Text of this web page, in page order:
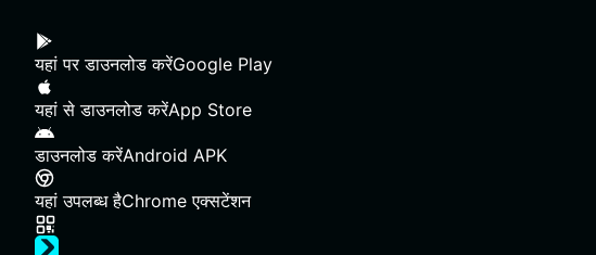
यहां पर डाउनलोड करेंGoogle Play
यहां से डाउनलोड करेंApp Store
डाउनलोड करेंAndroid APK
यहां उपलब्ध हैChrome एक्सटेंशन